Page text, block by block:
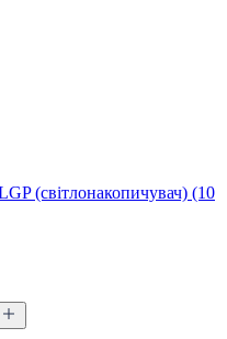
(світлонакопичувач) (10